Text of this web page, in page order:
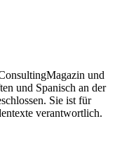
und
und Spanisch an der
Sie ist für
verantwortlich.